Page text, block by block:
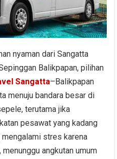
nyaman dari Sangatta
Balikpapan, pilihan
Sangatta–Balikpapan
menuju bandara besar di
terutama jika
pesawat yang kadang
stres karena
angkutan umum